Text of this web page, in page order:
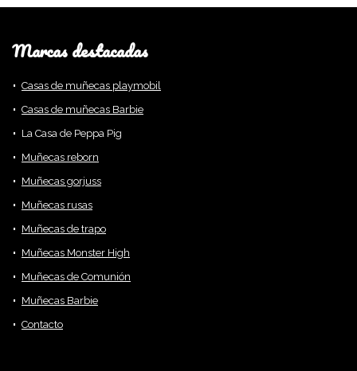
Marcas destacadas
Casas de muñecas playmobil
Casas de muñecas Barbie
La Casa de Peppa Pig
Muñecas reborn
Muñecas gorjuss
Muñecas rusas
Muñecas de trapo
Muñecas Monster High
Muñecas de Comunión
Muñecas Barbie
Contacto